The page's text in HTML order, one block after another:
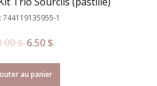
744119135955-1
$ 6.50 $
au panier